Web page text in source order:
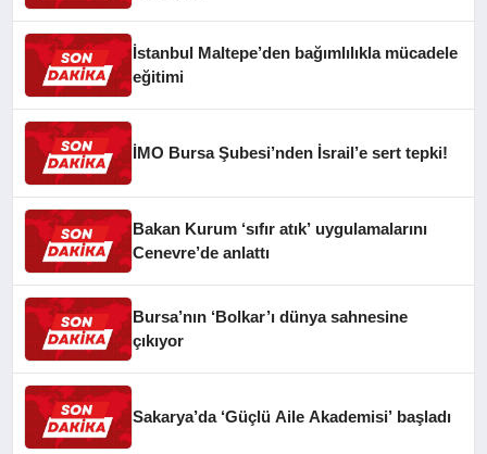
İstanbul Maltepe’den bağımlılıkla mücadele
eğitimi
İMO Bursa Şubesi’nden İsrail’e sert tepki!
Bakan Kurum ‘sıfır atık’ uygulamalarını
Cenevre’de anlattı
Bursa’nın ‘Bolkar’ı dünya sahnesine
çıkıyor
Sakarya’da ‘Güçlü Aile Akademisi’ başladı